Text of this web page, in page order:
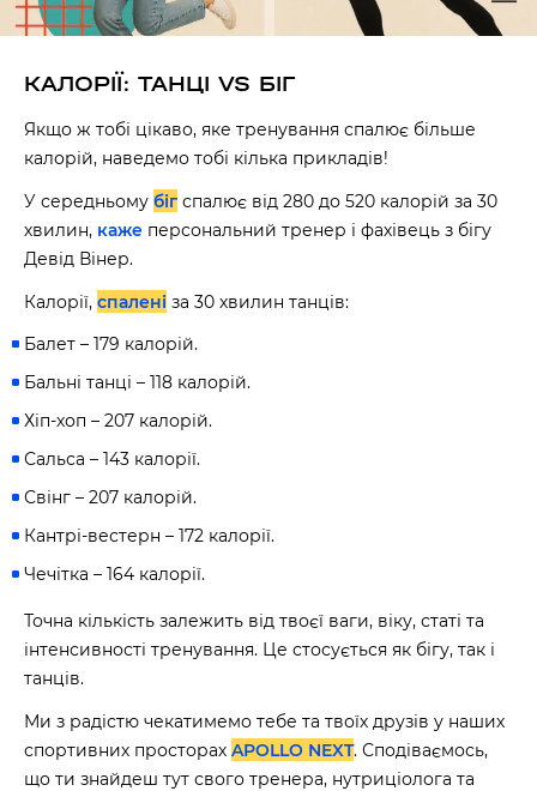
КАЛОРІЇ: ТАНЦІ VS БІГ
Якщо ж тобі цікаво, яке тренування спалює більше
калорій, наведемо тобі кілька прикладів!
У середньому біг спалює від 280 до 520 калорій за 30
хвилин, каже персональний тренер і фахівець з бігу
Девід Вінер.
Калорії, спалені за 30 хвилин танців:
Балет – 179 калорій.
Бальні танці – 118 калорій.
Хіп-хоп – 207 калорій.
Сальса – 143 калорії.
Свінг – 207 калорій.
Кантрі-вестерн – 172 калорії.
Чечітка – 164 калорії.
Точна кількість залежить від твоєї ваги, віку, статі та
інтенсивності тренування. Це стосується як бігу, так і
танців.
Ми з радістю чекатимемо тебе та твоїх друзів у наших
спортивних просторах APOLLO NEXT. Сподіваємось,
що ти знайдеш тут свого тренера, нутриціолога та